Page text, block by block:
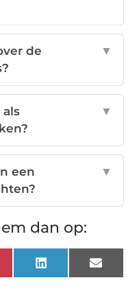
de
▼
▼
een
▼
dan op:
LinkedInEmail